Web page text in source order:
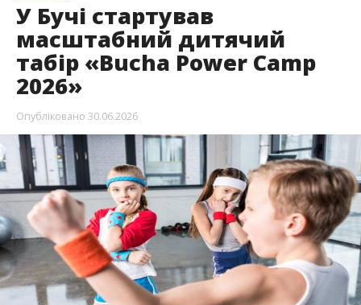
У Бучі стартував
масштабний дитячий
табір «Bucha Power Camp
2026»
Опубліковано 30.06.2026